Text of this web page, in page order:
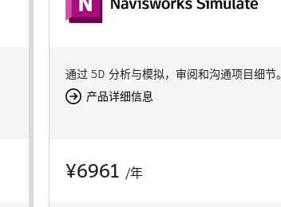
通过 5D 分析与模拟，审阅和沟通项目细节。
产品详细信息
¥6961 /年